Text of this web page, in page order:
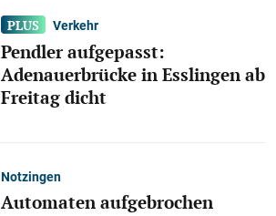
Verkehr
Pendler aufgepasst:
Adenauerbrücke in Esslingen ab
Freitag dicht
Notzingen
Automaten aufgebrochen